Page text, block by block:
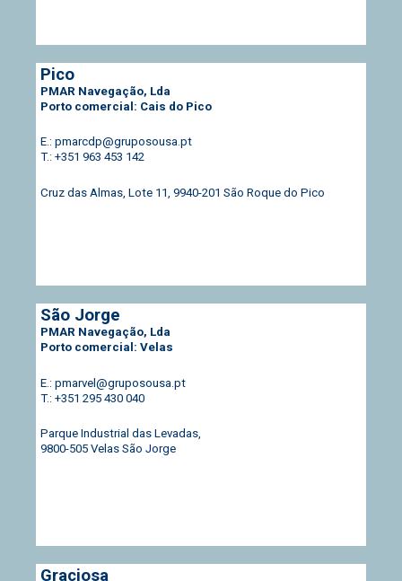
Pico
PMAR Navegação, Lda
Porto comercial: Cais do Pico
E.: pmarcdp@gruposousa.pt
T.: +351 963 453 142
Cruz das Almas, Lote 11, 9940-201 São Roque do Pico
São Jorge
PMAR Navegação, Lda
Porto comercial: Velas
E.: pmarvel@gruposousa.pt
T.: +351 295 430 040
Parque Industrial das Levadas,
9800-505 Velas São Jorge
Graciosa